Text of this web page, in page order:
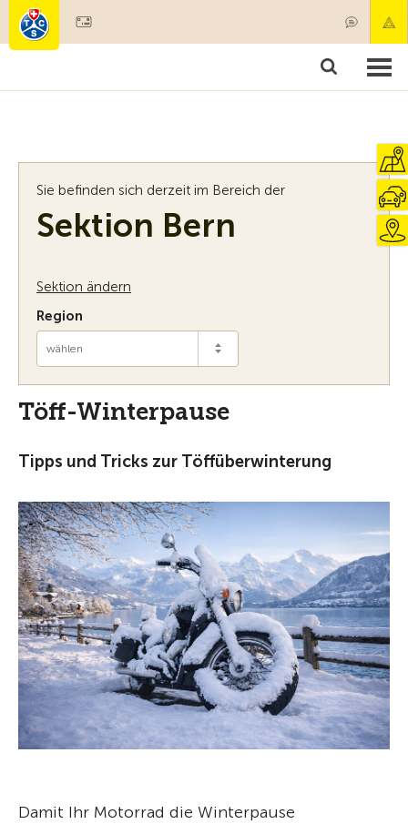
Mitgliedschaft & Leistungen
Sie befinden sich derzeit im Bereich der
Sektion Bern
Sektion ändern
Region
wählen
Töff-Winterpause
Tipps und Tricks zur Töffüberwinterung
Damit Ihr Motorrad die Winterpause